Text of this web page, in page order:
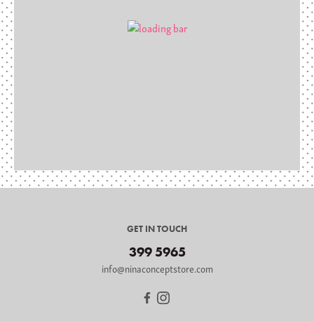
GET IN TOUCH
399 5965
info@ninaconceptstore.com